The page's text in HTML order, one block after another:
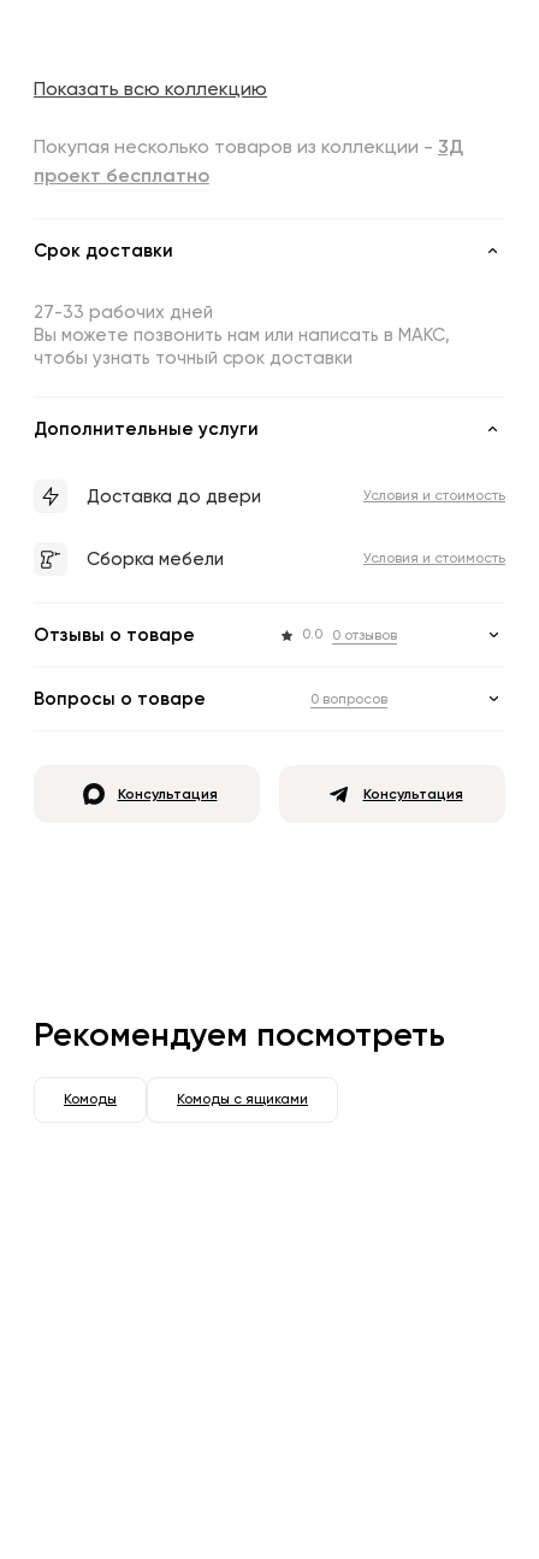
Показать всю коллекцию
Покупая несколько товаров из коллекции - 3Д
проект бесплатно
Срок доставки
27-33 рабочих дней
Вы можете позвонить нам или написать в МАКС,
чтобы узнать точный срок доставки
Дополнительные услуги
Доставка до двери Условия и стоимость
Сборка мебели Условия и стоимость
Отзывы о товаре 0.0 0 отзывов
Вопросы о товаре 0 вопросов
Консультация Консультация
Рекомендуем посмотреть
Комоды Комоды с ящиками